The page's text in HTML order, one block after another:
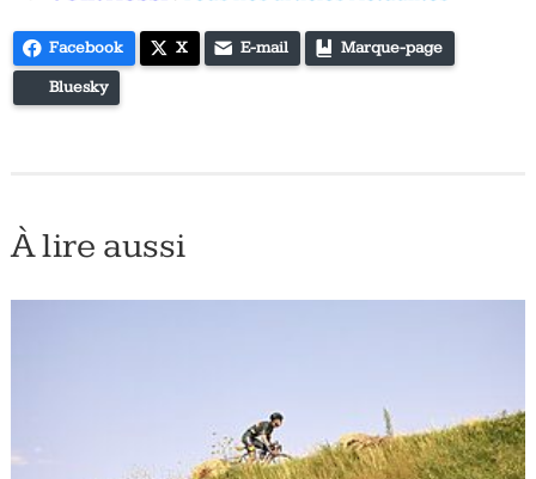
Facebook X E-mail Marque-page
Bluesky
À lire aussi